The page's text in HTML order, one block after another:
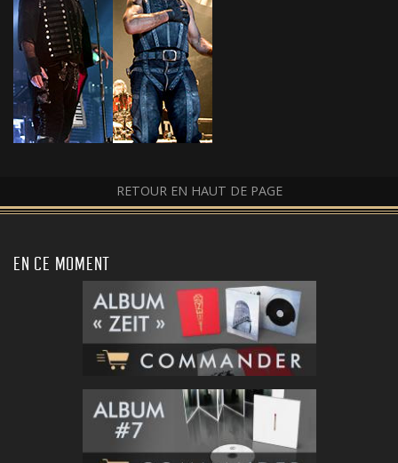
RETOUR EN HAUT DE PAGE
EN CE MOMENT